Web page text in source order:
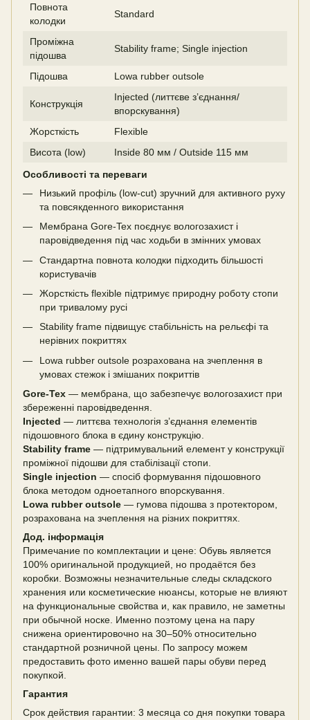
Повнота
колодки
Standard
Проміжна
підошва
Stability frame; Single injection
Підошва Lowa rubber outsole
Конструкція
Injected (литтєве з’єднання/
впорскування)
Жорсткість
Flexible
Висота (low)
Inside 80 мм / Outside 115 мм
Особливості та переваги
Низький профіль (low-cut) зручний для активного руху
та повсякденного використання
Мембрана Gore-Tex поєднує вологозахист і
паровідведення під час ходьби в змінних умовах
Стандартна повнота колодки підходить більшості
користувачів
Жорсткість flexible підтримує природну роботу стопи
при тривалому русі
Stability frame підвищує стабільність на рельєфі та
нерівних покриттях
Lowa rubber outsole розрахована на зчеплення в
умовах стежок і змішаних покриттів
Gore-Tex — мембрана, що забезпечує вологозахист при
збереженні паровідведення.
Injected — литтєва технологія з’єднання елементів
підошовного блока в єдину конструкцію.
Stability frame — підтримувальний елемент у конструкції
проміжної підошви для стабілізації стопи.
Single injection — спосіб формування підошовного
блока методом одноетапного впорскування.
Lowa rubber outsole — гумова підошва з протектором,
розрахована на зчеплення на різних покриттях.
Дод. інформація
Примечание по комплектации и цене: Обувь является
100% оригинальной продукцией, но продаётся без
коробки. Возможны незначительные следы складского
хранения или косметические нюансы, которые не влияют
на функциональные свойства и, как правило, не заметны
при обычной носке. Именно поэтому цена на пару
снижена ориентировочно на 30–50% относительно
стандартной розничной цены. По запросу можем
предоставить фото именно вашей пары обуви перед
покупкой.
Гарантия
Срок действия гарантии: 3 месяца со дня покупки товара